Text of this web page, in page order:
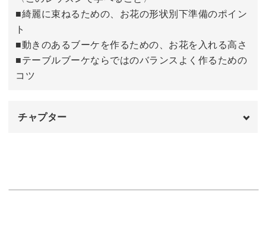
手作りブーケでお部屋を華やかに飾ってみましょう。今回
のレッスンでは、マロウスタイルのブーケの作り方をレク
チャーしながら
◯テーブルブーケならではのバランスよく作るためのコツ
■綺麗に束ねるための、お花の形状別下準備のポイン
ト
■動きのあるブーケを作るための、お花を入れる高さ
■テーブルブーケならではのバランスよく作るための
コツ
チャプター